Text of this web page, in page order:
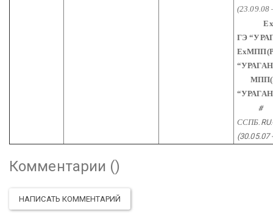
(23.09.08
ГЭ
#
ССПБ. RU
(30.05.07
Комментарии ()
НАПИСАТЬ КОММЕНТАРИЙ